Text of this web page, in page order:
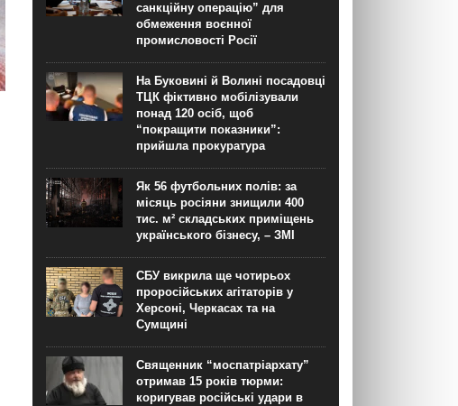
санкційну операцію” для
обмеження воєнної
промисловості Росії
На Буковині й Волині посадовці
ТЦК фіктивно мобілізували
понад 120 осіб, щоб
“покращити показники”:
прийшла прокуратура
Як 56 футбольних полів: за
місяць росіяни знищили 400
тис. м² складських приміщень
українського бізнесу, – ЗМІ
СБУ викрила ще чотирьох
проросійських агітаторів у
Херсоні, Черкасах та на
Сумщині
Священник “моспатріархату”
отримав 15 років тюрми:
коригував російські удари в